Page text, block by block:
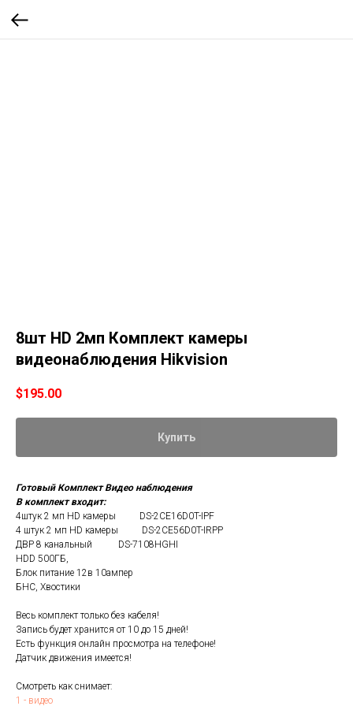
8шт HD 2мп Комплект камеры
видеонаблюдения Hikvision
$195.00
Купить
Готовый Комплект Видео наблюдения
В комплект входит:
4штук 2 мп HD камеры DS-2CE16D0T-IPF
4 штук 2 мп HD камеры DS-2CE56D0T-IRPP
ДВР 8 канальный DS-7108HGHI
HDD 500ГБ,
Блок питание 12в 10ампер
БНС, Хвостики
Весь комплект только без кабеля!
Запись будет хранится от 10 до 15 дней!
Есть функция онлайн просмотра на телефоне!
Датчик движения имеется!
Смотреть как снимает:
1 - видео